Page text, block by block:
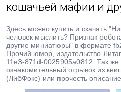
кошачьей мафии и
Здесь можно купить и скачать
человек мыслить? Признак
другие миниатюры" в формате
Прочий юмор, издательство
11e3-871d-0025905a0812. Так
ознакомительный отрывок из
(ЛибФокс) или прочесть